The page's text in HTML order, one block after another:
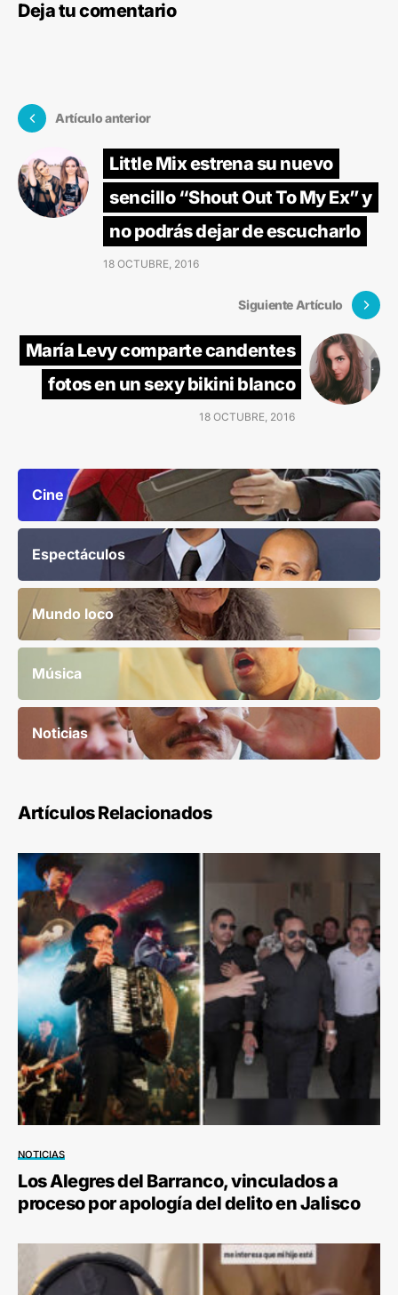
Deja tu comentario
Artículo anterior
Little Mix estrena su nuevo
sencillo “Shout Out To My Ex” y
no podrás dejar de escucharlo
18 OCTUBRE, 2016
Siguiente Artículo
María Levy comparte candentes
fotos en un sexy bikini blanco
18 OCTUBRE, 2016
Cine
Espectáculos
Mundo loco
Música
Noticias
Artículos Relacionados
NOTICIAS
Los Alegres del Barranco, vinculados a
proceso por apología del delito en Jalisco